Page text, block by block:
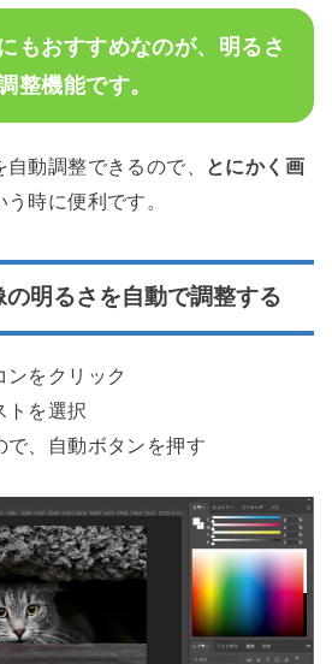
もおすすめなのが、明るさ
整機能です。
動調整できるので、
とにかく画
う時に便利です。
明るさを自動で調整する
をクリック
を選択
、自動ボタンを押す